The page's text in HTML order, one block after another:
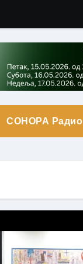
СОНОРА Радио